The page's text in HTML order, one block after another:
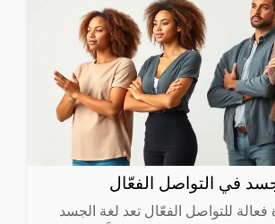
في التواصل الفعّال
فعالة للتواصل الفعّال تعد لغة الجسد